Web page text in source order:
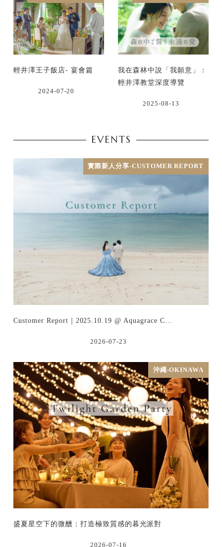
輕井澤王子飯店- 宴會篇
2024-07-20
我在森林中說「我願意」：
輕井澤教堂深度導覽
2025-08-13
EVENTS
實際新人分享-CUSTOMER REPORT
Customer Report｜2025.10.19 @ Aquagrace C…
2026-07-23
沖繩-OKINAWA
盛夏星空下的微醺：打造極致質感的暮光派對
2026-07-16